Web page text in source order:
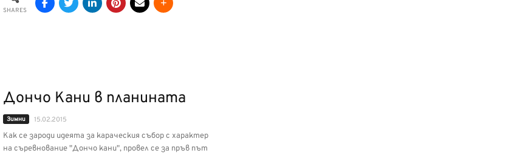
SHARES
Дончо Кани в планината
Зимни 15.02.2015
Как се зароди идеята за караческия събор с характер
на съревнование "Дончо кани", провел се за пръв път